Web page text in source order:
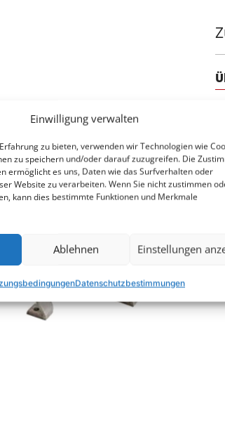
Einwilligung verwalten
zu bieten, verwenden wir Technologien wie
zu speichern und/oder darauf zuzugreifen. Die
ermöglicht es uns, Daten wie das Surfverhalten oder
Website zu verarbeiten. Wenn Sie nicht zustimmen
kann dies bestimmte Funktionen und Merkmale
Ablehnen Einstellungen
Datenschutzbestimmungen